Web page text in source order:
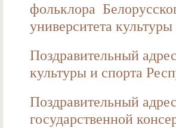
фольклора
университета
Поздравительный
культуры и спорта
Поздравительный
государственной